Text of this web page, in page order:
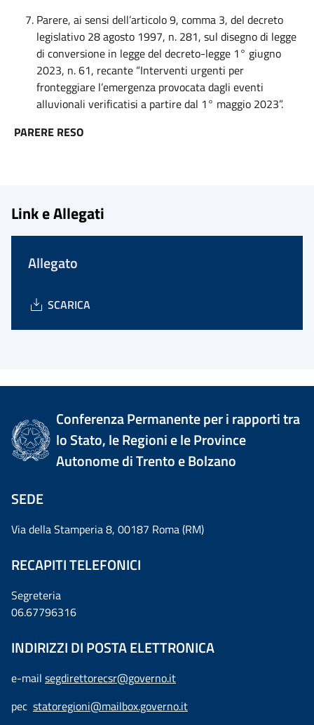
Parere, ai sensi dell’articolo 9, comma 3, del decreto
legislativo 28 agosto 1997, n. 281, sul disegno di legge
di conversione in legge del decreto-legge 1° giugno
2023, n. 61, recante “Interventi urgenti per
fronteggiare l’emergenza provocata dagli eventi
alluvionali verificatisi a partire dal 1° maggio 2023”.
PARERE RESO
Link e Allegati
Allegato
SCARICA
Conferenza Permanente per i rapporti tra
lo Stato, le Regioni e le Province
Autonome di Trento e Bolzano
SEDE
Via della Stamperia 8, 00187 Roma (RM)
RECAPITI TELEFONICI
Segreteria
06.67796316
INDIRIZZI DI POSTA ELETTRONICA
e-mail segdirettorecsr@governo.it
pec statoregioni@mailbox.governo.it